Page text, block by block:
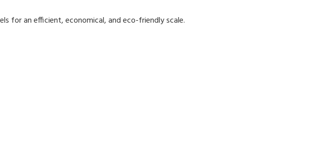
for an efficient, economical, and eco-friendly scale.